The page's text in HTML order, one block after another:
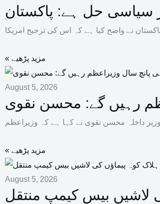
سیاسی حل ہے: پاکستان
« مزید پڑھیے
August 5, 2026
رہیں گے: محسن نقوی
« مزید پڑھیے
August 5, 2026
لاشیں بیس کیمپ منتقل